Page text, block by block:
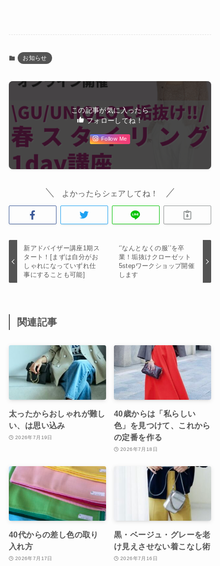
お知らせ
この記事が気に入ったら
フォローしてね！
Follow Me
よかったらシェアしてね！
新アドバイザー講座1期ス
タート！[まずは自分がお
しゃれになっていずれ仕
事にすることも可能]
‘’なんとなくの服’’を卒
業！垢抜けクローゼット
5stepワークショップ開催
します
関連記事
太ったからおしゃれが難し
い、は思い込み
2026年7月19日
40歳からは「私らしい
色」を見つけて、これから
の定番を作る
2026年7月18日
40代からの差し色の取り
入れ方
2026年7月17日
黒・ベージュ・グレーを老
け見えさせない着こなし術
2026年7月16日